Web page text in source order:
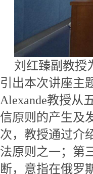
刘红臻副教授
引出本次讲座主
Alexande教授从
信原则的产生及
次，教授通过介
法原则之一；第
断，意指在俄罗